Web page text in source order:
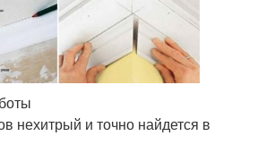
нехитрый и точно найдется в